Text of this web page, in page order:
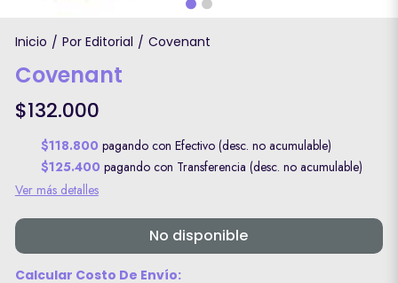
Inicio / Por Editorial / Covenant
Covenant
$132.000
$118.800 pagando con Efectivo (desc. no acumulable)
$125.400 pagando con Transferencia (desc. no acumulable)
Ver más detalles
No disponible
Calcular Costo De Envío: